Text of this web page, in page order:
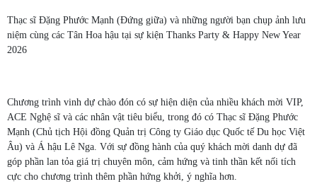
Thạc sĩ Đặng Phước Mạnh (Đứng giữa) và những người bạn chụp ảnh lưu
niệm cùng các Tân Hoa hậu tại sự kiện Thanks Party & Happy New Year
2026
Chương trình vinh dự chào đón có sự hiện diện của nhiều khách mời VIP,
ACE Nghệ sĩ và các nhân vật tiêu biểu, trong đó có Thạc sĩ Đặng Phước
Mạnh (Chủ tịch Hội đồng Quản trị Công ty Giáo dục Quốc tế Du học Việt
Âu) và Á hậu Lê Nga. Với sự đồng hành của quý khách mời danh dự đã
góp phần lan tỏa giá trị chuyên môn, cảm hứng và tinh thần kết nối tích
cực cho chương trình thêm phần hứng khởi, ý nghĩa hơn.